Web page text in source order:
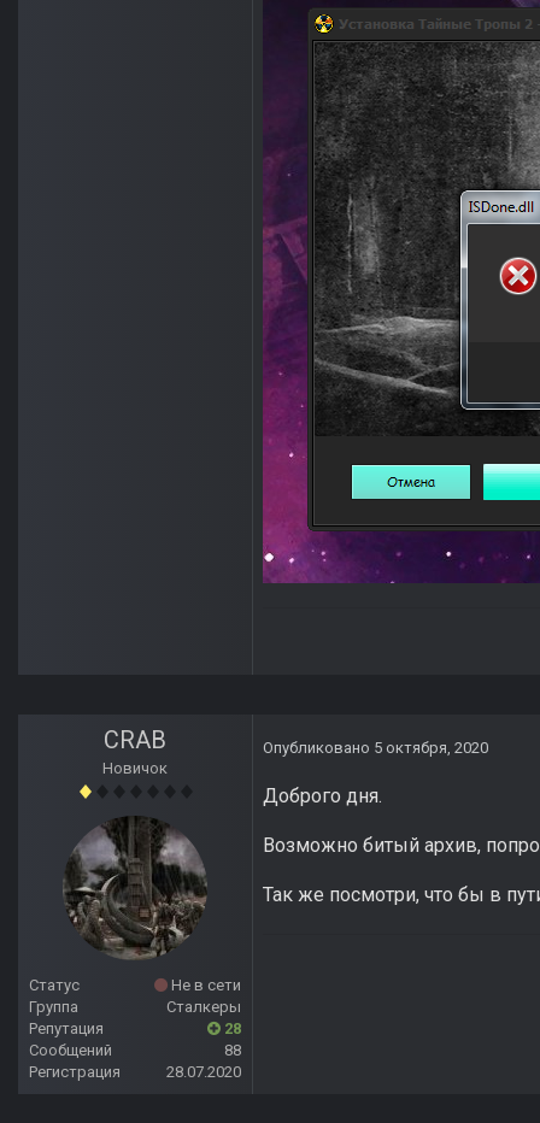
CRAB
Новичок
Статус
Не в сети
Группа
Сталкеры
Репутация
28
Сообщений
88
Регистрация
28.07.2020
Опубликовано 5 октября, 2020
Доброго дня.
Возможно битый архив,
Так же посмотри, что бы в